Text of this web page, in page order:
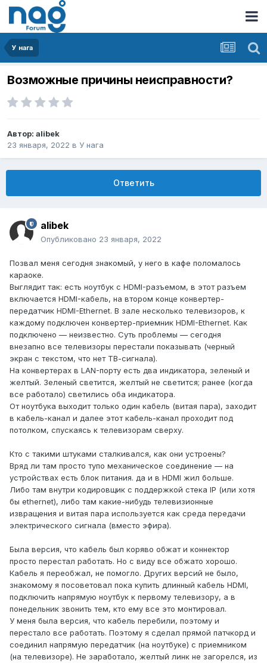
У нага
Возможные причины неисправности?
Автор: alibek
23 января, 2022 в У нага
Ответить
alibek
Опубликовано 23 января, 2022
Позвал меня сегодня знакомый, у него в кафе поломалось
караоке.
Выглядит так: есть ноутбук с HDMI-разъемом, в этот разъем
включается HDMI-кабель, на втором конце конвертер-
передатчик HDMI-Ethernet. В зале несколько телевизоров, к
каждому подключен конвертер-приемник HDMI-Ethernet. Как
подключено — неизвестно. Суть проблемы — сегодня
внезапно все телевизоры перестали показывать (черный
экран с текстом, что нет ТВ-сигнала).
На конвертерах в LAN-порту есть два индикатора, зеленый и
желтый. Зеленый светится, желтый не светится; ранее (когда
все работало) светились оба индикатора.
От ноутбука выходит только один кабель (витая пара), заходит
в кабель-канал и далее этот кабель-канал проходит под
потолком, спускаясь к телевизорам сверху.
Кто с такими штуками сталкивался, как они устроены?
Вряд ли там просто тупо механическое соединение — на
устройствах есть блок питания. да и в HDMI жил больше.
Либо там внутри кодировщик с поддержкой стека IP (или хотя
бы ethernet), либо там какие-нибудь телевизионные
извращения и витая пара используется как среда передачи
электрического сигнала (вместо эфира).
Была версия, что кабель был коряво обжат и коннектор
просто перестал работать. Но с виду все обжато хорошо.
Кабель я переобжал, не помогло. Других версий не было,
знакомому я посоветовал пока купить длинный кабель HDMI,
подключить напрямую ноутбук к первому телевизору, а в
понедельник звонить тем, кто ему все это монтировал.
У меня была версия, что кабель перебили, поэтому и
перестало все работать. Поэтому я сделал прямой патчкорд и
соединил напрямую передатчик (на ноутбуке) с приемником
(на телевизоре). Не заработало, желтый линк не загорелся, из